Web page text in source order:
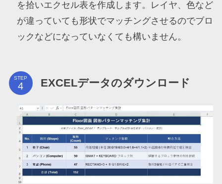
を拾いエクセル表を作成します。レイヤ、色など
が違っていても形状でマッチングさせるのでブロ
ックなどになっていなくても構いません。
STEP EXCELデータのダウンロード